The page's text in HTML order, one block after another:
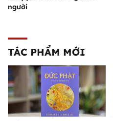
người
TÁC PHẨM MỚI